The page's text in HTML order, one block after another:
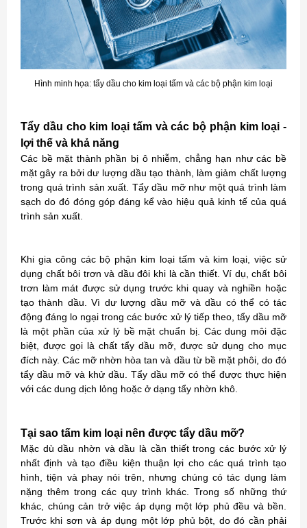
Hình minh họa: tẩy dầu cho kim loại tấm và các bộ phận kim loại
Tẩy dầu cho kim loại tấm và các bộ phận kim loại -
lợi thế và khả năng
Các bề mặt thành phần bị ô nhiễm, chẳng hạn như các bề
mặt gây ra bởi dư lượng dầu tạo thành, làm giảm chất lượng
trong quá trình sản xuất. Tẩy dầu mỡ như một quá trình làm
sạch do đó đóng góp đáng kể vào hiệu quả kinh tế của quá
trình sản xuất.
Khi gia công các bộ phận kim loại tấm và kim loại, việc sử
dụng chất bôi trơn và dầu đôi khi là cần thiết. Ví dụ, chất bôi
trơn làm mát được sử dụng trước khi quay và nghiền hoặc
tạo thành dầu. Vì dư lượng dầu mỡ và dầu có thể có tác
động đáng lo ngại trong các bước xử lý tiếp theo, tẩy dầu mỡ
là một phần của xử lý bề mặt chuẩn bị. Các dung môi đặc
biệt, được gọi là chất tẩy dầu mỡ, được sử dụng cho mục
đích này. Các mỡ nhờn hòa tan và dầu từ bề mặt phôi, do đó
tẩy dầu mỡ và khử dầu. Tẩy dầu mỡ có thể được thực hiện
với các dung dịch lỏng hoặc ở dạng tẩy nhờn khô.
Tại sao tấm kim loại nên được tẩy dầu mỡ?
Mặc dù dầu nhờn và dầu là cần thiết trong các bước xử lý
nhất định và tạo điều kiện thuận lợi cho các quá trình tạo
hình, tiện và phay nói trên, nhưng chúng có tác dụng làm
nặng thêm trong các quy trình khác. Trong số những thứ
khác, chúng cản trở việc áp dụng một lớp phủ đều và bền.
Trước khi sơn và áp dụng một lớp phủ bột, do đó cần phải